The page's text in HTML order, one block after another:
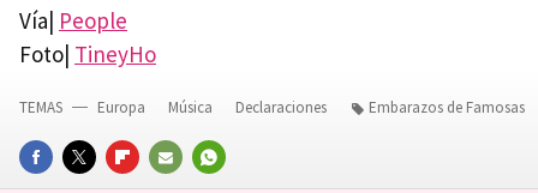
Vía| People
Foto| TineyHo
TEMAS Europa Música Declaraciones Embarazos de Famosas